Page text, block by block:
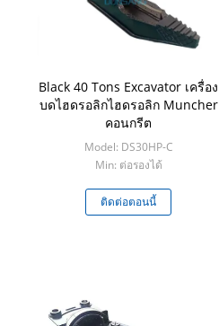
Black 40 Tons Excavator เครื่อง
บดไฮดรอลิกไฮดรอลิก Muncher
คอนกรีต
Model: DS30HP-C
Min: ต่อรองได้
ติดต่อตอนนี้